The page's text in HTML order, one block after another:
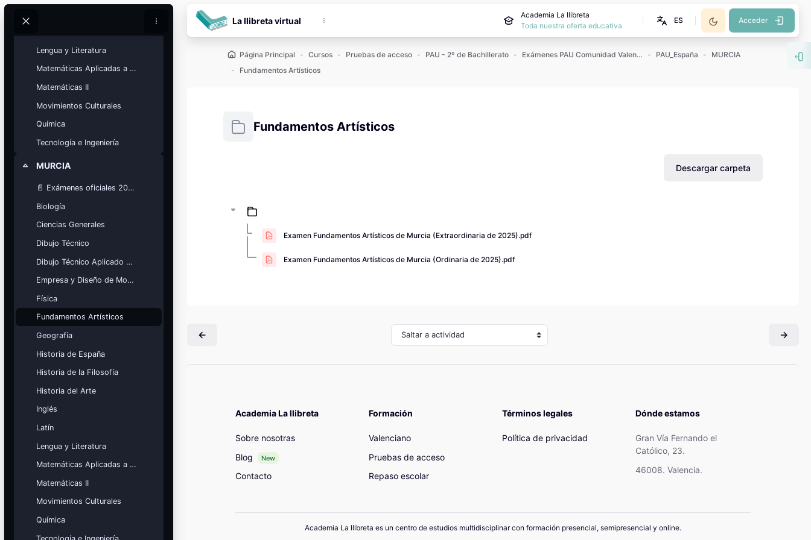
Buscar
Calendario
académico
Festivos, vacaciones y fechas
Ver calendario
Mis cursos
¡Nos GUSTA lo que hacemos y se
NOTA!
Bloques
Lengua y Literatura
Matemáticas Aplicadas a las Ciencias Sociales
Matemáticas II
Movimientos Culturales
Química
Tecnología e Ingeniería
Colapsar
MURCIA
📄 Exámenes oficiales 2025
Biología
Ciencias Generales
Dibujo Técnico
Dibujo Técnico Aplicado a las Artes
Empresa y Diseño de Modelos de Negocio
Física
Fundamentos Artísticos
Geografía
Historia de España
Historia de la Filosofía
Historia del Arte
Inglés
Latín
Lengua y Literatura
Matemáticas Aplicadas a las Ciencias Sociales
Matemáticas II
Movimientos Culturales
Química
La llibreta virtual
Academia La llibreta
Toda nuestra oferta educativa
ES Acceder
Página Principal Cursos Pruebas de acceso PAU - 2º de Bachillerato Exámenes PAU Comunidad Valenciana PAU_España
MURCIA
Fundamentos Artísticos
Fundamentos Artísticos
Descargar carpeta
Examen Fundamentos Artísticos de Murcia (Extraordinaria de 2025).pdf
Examen Fundamentos Artísticos de Murcia (Ordinaria de 2025).pdf
Saltar a actividad
Academia La llibreta
Sobre nosotras
Blog
New
Contacto
Formación
Valenciano
Pruebas de acceso
Repaso escolar
Términos legales
Política de privacidad
Dónde estamos
Gran Vía Fernando el
Católico, 23.
46008. Valencia.
Academia La llibreta es un centro de estudios multidisciplinar con formación presencial, semipresencial y online.